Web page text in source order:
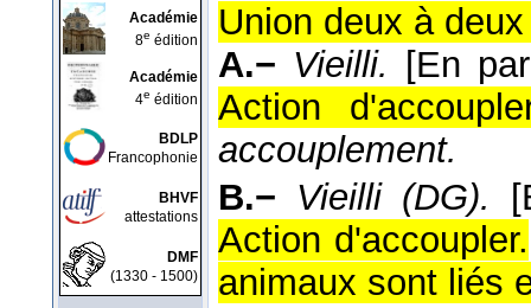
Académie
8e édition
Académie
4e édition
BDLP
Francophonie
BHVF
attestations
DMF
(1330 - 1500)
Union deux à
A.− Vieilli.
[En
Action
accouplement.
B.− Vieilli (DG).
Action d'accoupler.
animaux sont liés